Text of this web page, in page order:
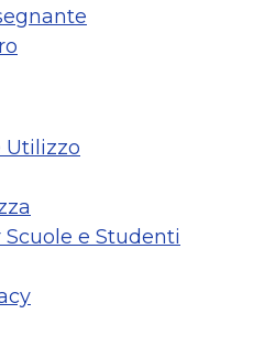
Utilizzo
e Studenti